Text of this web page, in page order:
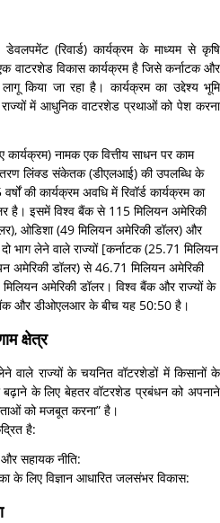
डेवलपमेंट (रिवार्ड) कार्यक्रम के माध्यम से कृषि
वाटरशेड विकास कार्यक्रम है जिसे कर्नाटक और
किया जा रहा है। कार्यक्रम का उद्देश्य भूमि
में आधुनिक वाटरशेड प्रथाओं को पेश करना
कार्यक्रम) नामक एक वित्तीय साधन पर काम
लिंक्ड संकेतक (डीएलआई) की उपलब्धि के
की कार्यक्रम अवधि में रिवॉर्ड कार्यक्रम का
है। इसमें विश्व बैंक से 115 मिलियन अमेरिकी
ओडिशा (49 मिलियन अमेरिकी डॉलर) और
भाग लेने वाले राज्यों [कर्नाटक (25.71 मिलियन
अमेरिकी डॉलर) से 46.71 मिलियन अमेरिकी
अमेरिकी डॉलर। विश्व बैंक और राज्यों के
बैंक और डीओएलआर के बीच यह 50:50 है।
क्षेत्र
लेने वाले राज्यों के चयनित वॉटरशेडों में किसानों के
के लिए बेहतर वॉटरशेड प्रबंधन को अपनाने
को मजबूत करना” है।
है:
सहायक नीति:
लिए विज्ञान आधारित जलसंभर विकास: